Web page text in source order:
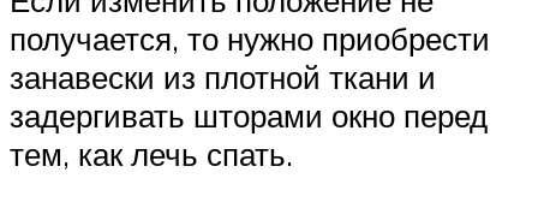
получается, то нужно приобрести
занавески из плотной ткани и
задергивать шторами окно перед
тем, как лечь спать.